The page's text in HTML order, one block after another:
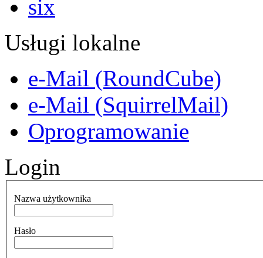
Usługi lokalne
e-Mail (RoundCube)
e-Mail (SquirrelMail)
Oprogramowanie
Login
Nazwa użytkownika
Hasło